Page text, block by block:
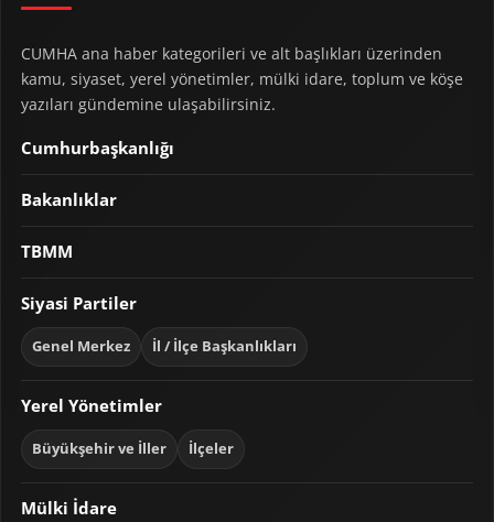
CUMHA ana haber kategorileri ve alt başlıkları üzerinden
kamu, siyaset, yerel yönetimler, mülki idare, toplum ve köşe
yazıları gündemine ulaşabilirsiniz.
Cumhurbaşkanlığı
Bakanlıklar
TBMM
Siyasi Partiler
Genel Merkez İl / İlçe Başkanlıkları
Yerel Yönetimler
Büyükşehir ve İller İlçeler
Mülki İdare